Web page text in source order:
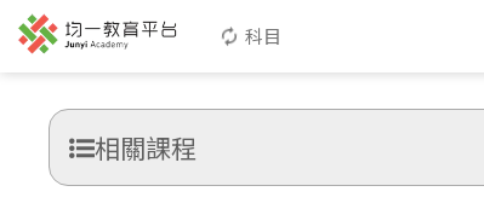
科目
相關課程